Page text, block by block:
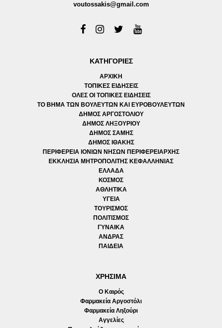
voutossakis@gmail.com
ΚΑΤΗΓΟΡΙΕΣ
ΑΡΧΙΚΗ
ΤΟΠΙΚΕΣ ΕΙΔΗΣΕΙΣ
ΟΛΕΣ ΟΙ ΤΟΠΙΚΕΣ ΕΙΔΗΣΕΙΣ
ΤΟ ΒΗΜΑ ΤΩΝ ΒΟΥΛΕΥΤΩΝ ΚΑΙ ΕΥΡΟΒΟΥΛΕΥΤΩΝ
ΔΗΜΟΣ ΑΡΓΟΣΤΟΛΙΟΥ
ΔΗΜΟΣ ΛΗΞΟΥΡΙΟΥ
ΔΗΜΟΣ ΣΑΜΗΣ
ΔΗΜΟΣ ΙΘΑΚΗΣ
ΠΕΡΙΦΕΡΕΙΑ ΙΟΝΙΩΝ ΝΗΣΩΝ ΠΕΡΙΦΕΡΕΙΑΡΧΗΣ
ΕΚΚΛΗΣΙΑ ΜΗΤΡΟΠΟΛΙΤΗΣ ΚΕΦΑΛΛΗΝΙΑΣ
ΕΛΛΑΔΑ
ΚΟΣΜΟΣ
ΑΘΛΗΤΙΚΑ
ΥΓΕΙΑ
ΤΟΥΡΙΣΜΟΣ
ΠΟΛΙΤΙΣΜΟΣ
ΓΥΝΑΙΚΑ
ΑΝΔΡΑΣ
ΠΑΙΔΕΙΑ
ΧΡΗΣΙΜΑ
Ο Καιρός
Φαρμακεία Αργοστόλι
Φαρμακεία Ληξούρι
Αγγελίες